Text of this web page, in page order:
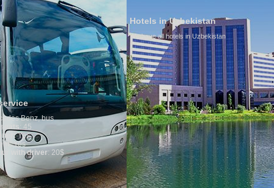
Hotels in Uzbekistan
We have all hotels in Uzbekistan
Culture of
By nature
is why
any influence
general, the
growth is very
marriages is
percentage of
in the world.
family is